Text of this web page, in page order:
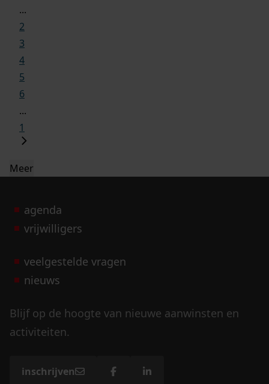
...
2
3
4
5
6
...
1
Meer
agenda
vrijwilligers
veelgestelde vragen
nieuws
Blijf op de hoogte van nieuwe aanwinsten en
activiteiten.
inschrijven